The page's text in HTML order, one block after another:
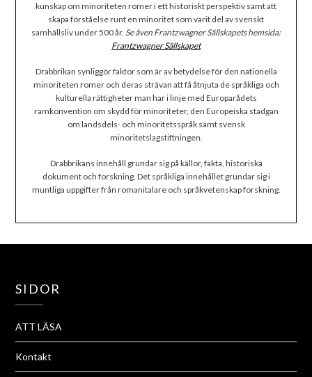
kunskap om minoriteten romer i ett historiskt perspektiv samt att
skapa förståelse runt en minoritet som varit del av svenskt
samhällsliv under 500 år. Se även Frantzwagner Sällskapets hemsida:
Frantzwagner Sällskapet
Drabbrikan synliggör faktor som är av betydelse för den nationella
minoriteten romer och deras strävan att få åtnjuta de språkliga och
kulturella rättigheter man har i linje med Europarådets
ramkonvention om skydd för minoriteter, den Europeiska stadgan
om landsdels- och minoritetsspråk samt svensk
minoritetslagstiftningen.
Drabbrikans innehåll grundar sig på källor, fakta, historiska
dokument och forskning. Det språkliga innehållet grundar sig i
muntliga uppgifter från romanitalare och språkvetenskap forskning.
SIDOR
ATT LÄSA
Kontakt